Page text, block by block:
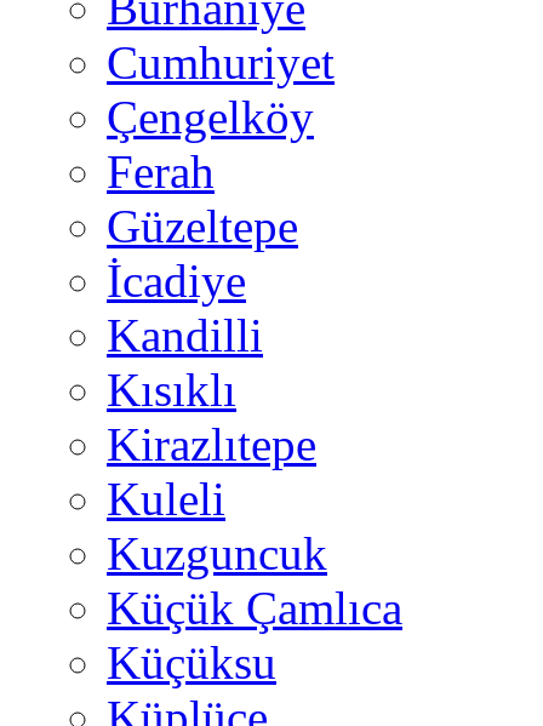
Cumhuriyet
Çengelköy
Ferah
Güzeltepe
İcadiye
Kandilli
Kısıklı
Kirazlıtepe
Kuleli
Kuzguncuk
Küçük Çamlıca
Küçüksu